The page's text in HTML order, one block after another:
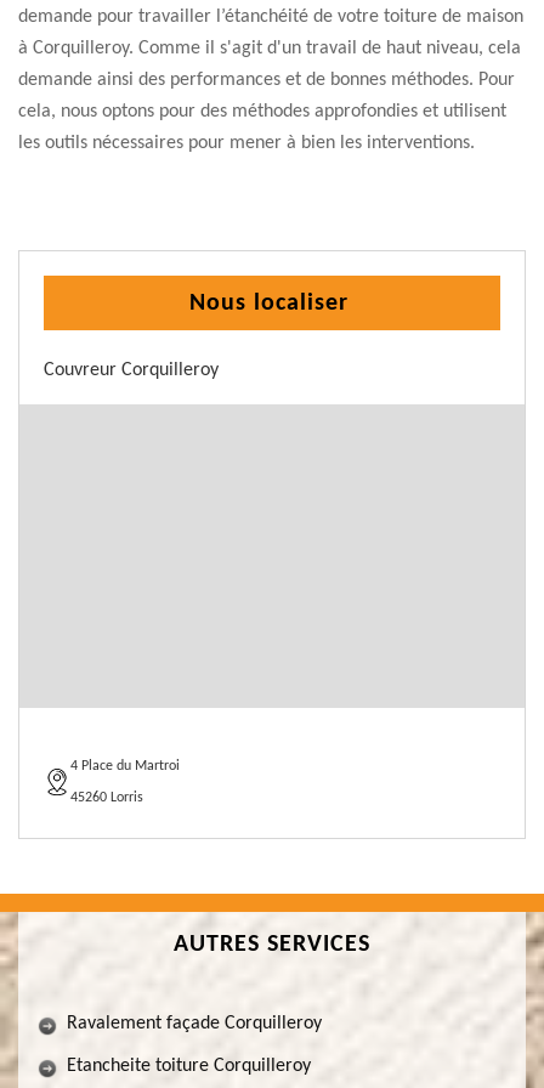
demande pour travailler l’étanchéité de votre toiture de maison
à Corquilleroy. Comme il s'agit d'un travail de haut niveau, cela
demande ainsi des performances et de bonnes méthodes. Pour
cela, nous optons pour des méthodes approfondies et utilisent
les outils nécessaires pour mener à bien les interventions.
Nous localiser
Couvreur Corquilleroy
4 Place du Martroi
45260 Lorris
AUTRES SERVICES
Ravalement façade Corquilleroy
Etancheite toiture Corquilleroy